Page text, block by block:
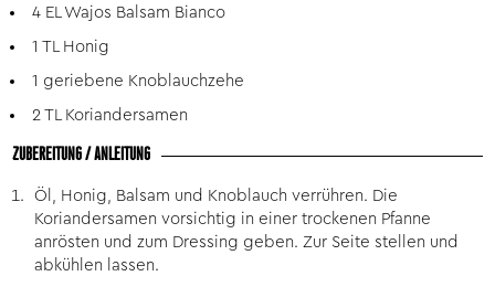
4 EL Wajos Balsam Bianco
1 TL Honig
1 geriebene Knoblauchzehe
2 TL Koriandersamen
ZUBEREITUNG / ANLEITUNG
Öl, Honig, Balsam und Knoblauch verrühren. Die
Koriandersamen vorsichtig in einer trockenen Pfanne
anrösten und zum Dressing geben. Zur Seite stellen und
abkühlen lassen.